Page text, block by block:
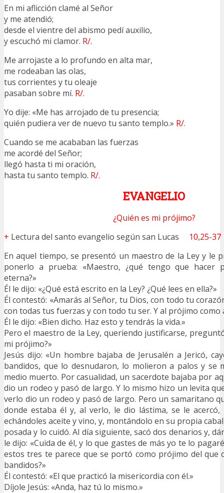
En mi aflicción clamé al Señor
y me atendió;
desde el vientre del abismo pedí auxilio,
y escuchó mi clamor. R/.
Me arrojaste a lo profundo en alta mar,
me rodeaban las olas,
tus corrientes y tu oleaje
pasaban sobre mí. R/.
Yo dije: «Me has arrojado de tu presencia;
quién pudiera ver de nuevo tu santo templo.» R/.
Cuando se me acababan las fuerzas
me acordé del Señor;
llegó hasta ti mi oración,
hasta tu santo templo. R/.
EVANGELIO
¿Quién es mi prójimo?
+ Lectura del santo evangelio según san Lucas 10,25-37
En aquel tiempo, se presentó un maestro de la Ley y le
ponerlo a prueba: «Maestro, ¿qué tengo que hacer
eterna?»
Él le dijo: «¿Qué está escrito en la Ley? ¿Qué lees en ella?»
Él contestó: «Amarás al Señor, tu Dios, con todo tu
con todas tus fuerzas y con todo tu ser. Y al prójimo como
Él le dijo: «Bien dicho. Haz esto y tendrás la vida.»
Pero el maestro de la Ley, queriendo justificarse, preguntó
mi prójimo?»
Jesús dijo: «Un hombre bajaba de Jerusalén a Jericó,
bandidos, que lo desnudaron, lo molieron a palos y se
medio muerto. Por casualidad, un sacerdote bajaba por
dio un rodeo y pasó de largo. Y lo mismo hizo un levita
verlo dio un rodeo y pasó de largo. Pero un samaritano
donde estaba él y, al verlo, le dio lástima, se le acercó,
echándoles aceite y vino, y, montándolo en su propia
posada y lo cuidó. Al día siguiente, sacó dos denarios y,
le dijo: «Cuida de él, y lo que gastes de más yo te lo
estos tres te parece que se portó como prójimo del que
bandidos?»
Él contestó: «El que practicó la misericordia con él.»
Díjole Jesús: «Anda, haz tú lo mismo.»